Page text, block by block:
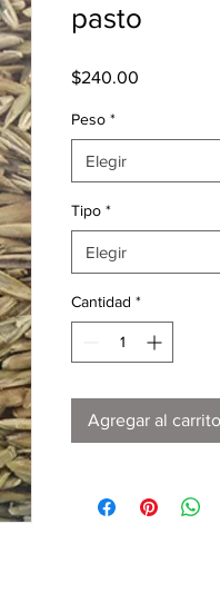
pasto
$240.00
Peso *
Elegir
Tipo *
Elegir
Cantidad *
Agregar al carrito